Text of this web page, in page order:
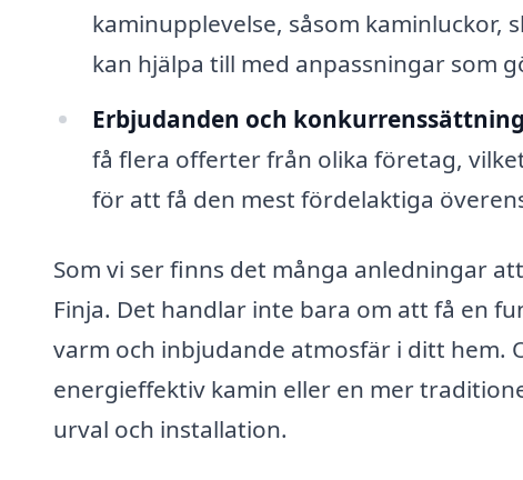
kaminupplevelse, såsom kaminluckor,
kan hjälpa till med anpassningar som
Erbjudanden och
få flera offerter från olika företag,
för att få den mest fördelaktiga
Som vi ser finns det många anledningar
Finja. Det handlar inte bara om att få en
varm och inbjudande atmosfär i ditt hem.
energieffektiv kamin eller en mer
urval och installation.